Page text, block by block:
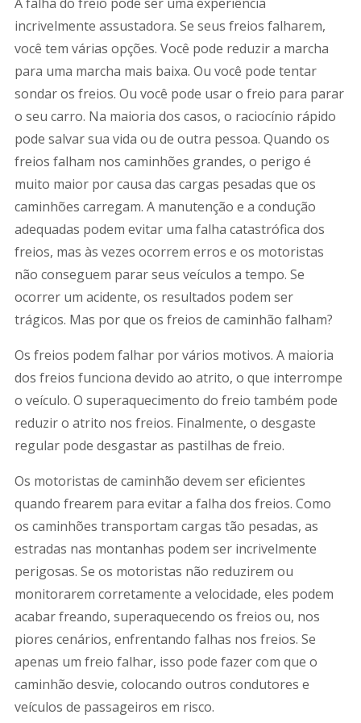
incrivelmente assustadora. Se seus freios falharem,
você tem várias opções. Você pode reduzir a marcha
para uma marcha mais baixa. Ou você pode tentar
sondar os freios. Ou você pode usar o freio para parar
o seu carro. Na maioria dos casos, o raciocínio rápido
pode salvar sua vida ou de outra pessoa. Quando os
freios falham nos caminhões grandes, o perigo é
muito maior por causa das cargas pesadas que os
caminhões carregam. A manutenção e a condução
adequadas podem evitar uma falha catastrófica dos
freios, mas às vezes ocorrem erros e os motoristas
não conseguem parar seus veículos a tempo. Se
ocorrer um acidente, os resultados podem ser
trágicos. Mas por que os freios de caminhão falham?
Os freios podem falhar por vários motivos. A maioria
dos freios funciona devido ao atrito, o que interrompe
o veículo. O superaquecimento do freio também pode
reduzir o atrito nos freios. Finalmente, o desgaste
regular pode desgastar as pastilhas de freio.
Os motoristas de caminhão devem ser eficientes
quando frearem para evitar a falha dos freios. Como
os caminhões transportam cargas tão pesadas, as
estradas nas montanhas podem ser incrivelmente
perigosas. Se os motoristas não reduzirem ou
monitorarem corretamente a velocidade, eles podem
acabar freando, superaquecendo os freios ou, nos
piores cenários, enfrentando falhas nos freios. Se
apenas um freio falhar, isso pode fazer com que o
caminhão desvie, colocando outros condutores e
veículos de passageiros em risco.